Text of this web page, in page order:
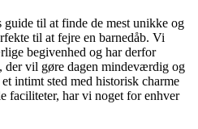
guide til at finde de mest unikke og
til at fejre en barnedåb. Vi
begivenhed og har derfor
der vil gøre dagen mindeværdig og
intimt sted med historisk charme
faciliteter, har vi noget for enhver